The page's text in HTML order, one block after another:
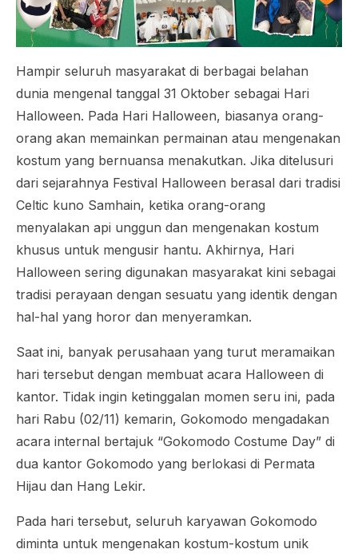
Hampir seluruh masyarakat di berbagai belahan
dunia mengenal tanggal 31 Oktober sebagai Hari
Halloween. Pada Hari Halloween, biasanya orang-
orang akan memainkan permainan atau mengenakan
kostum yang bernuansa menakutkan. Jika ditelusuri
dari sejarahnya Festival Halloween berasal dari tradisi
Celtic kuno Samhain, ketika orang-orang
menyalakan api unggun dan mengenakan kostum
khusus untuk mengusir hantu. Akhirnya, Hari
Halloween sering digunakan masyarakat kini sebagai
tradisi perayaan dengan sesuatu yang identik dengan
hal-hal yang horor dan menyeramkan.
Saat ini, banyak perusahaan yang turut meramaikan
hari tersebut dengan membuat acara Halloween di
kantor. Tidak ingin ketinggalan momen seru ini, pada
hari Rabu (02/11) kemarin, Gokomodo mengadakan
acara internal bertajuk “Gokomodo Costume Day” di
dua kantor Gokomodo yang berlokasi di Permata
Hijau dan Hang Lekir.
Pada hari tersebut, seluruh karyawan Gokomodo
diminta untuk mengenakan kostum-kostum unik